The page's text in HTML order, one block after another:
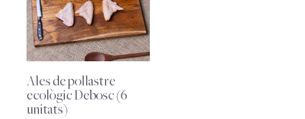
Ales de pollastre
ecològic Debosc (6
unitats)